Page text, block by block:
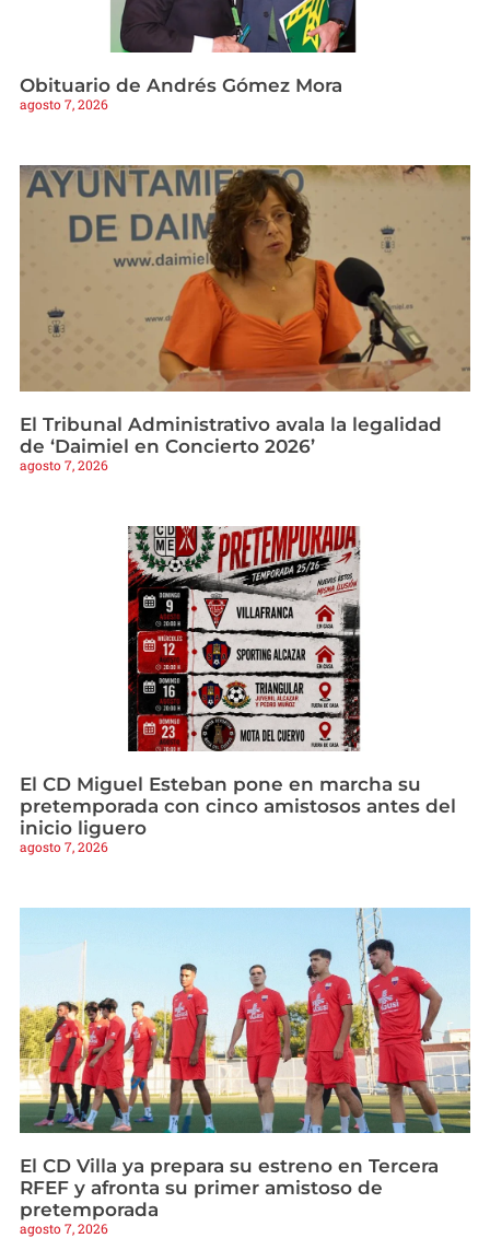
Obituario de Andrés Gómez Mora
agosto 7, 2026
El Tribunal Administrativo avala la legalidad
de ‘Daimiel en Concierto 2026’
agosto 7, 2026
El CD Miguel Esteban pone en marcha su
pretemporada con cinco amistosos antes del
inicio liguero
agosto 7, 2026
El CD Villa ya prepara su estreno en Tercera
RFEF y afronta su primer amistoso de
pretemporada
agosto 7, 2026